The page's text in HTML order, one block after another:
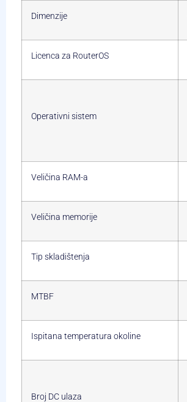
Dimenzije
Licenca za RouterOS
Operativni sistem
Veličina RAM-a
Veličina memorije
Tip skladištenja
MTBF
Ispitana temperatura okoline
Broj DC ulaza